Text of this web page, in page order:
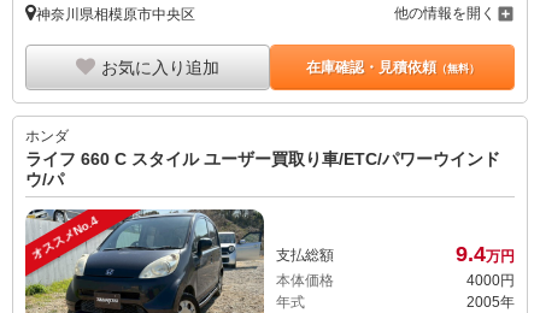
神奈川県相模原市中央区 他の情報を開く
お気に入り追加 在庫確認・見積依頼（無料）
ホンダ
ライフ 660 C スタイル ユーザー買取り車/ETC/パワーウインド
ウ/パ
オススメNo.4 支払総額 9.4万円
本体価格
4000円
年式
2005年